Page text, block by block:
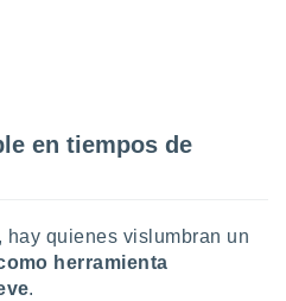
en tiempos de
hay quienes vislumbran un
herramienta
.